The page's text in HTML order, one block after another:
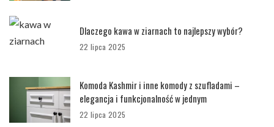
Dlaczego kawa w ziarnach to najlepszy wybór?
22 lipca 2025
Komoda Kashmir i inne komody z szufladami –
elegancja i funkcjonalność w jednym
22 lipca 2025